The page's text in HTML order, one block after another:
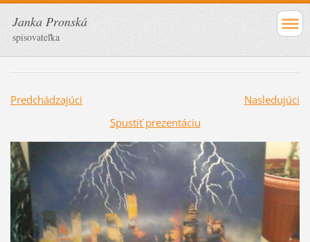
Janka Pronská
spisovateľka
Predchádzajúci
Nasledujúci
Spustiť prezentáciu